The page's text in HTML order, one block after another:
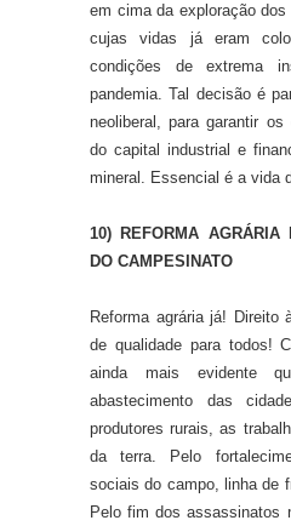
em cima da exploração dos
cujas vidas já eram
condições de extrema
pandemia. Tal decisão é
neoliberal, para garantir os
do capital industrial e
mineral. Essencial é a vida
10) REFORMA
DO CAMPESINATO
Reforma agrária já! Direito
de qualidade para todos!
ainda mais evidente
abastecimento das
produtores rurais, as
da terra. Pelo
sociais do campo, linha de
Pelo fim dos assassinatos